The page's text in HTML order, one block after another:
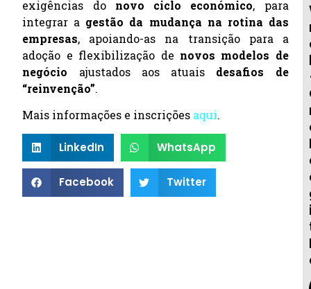
exigências do novo ciclo económico, para
integrar a gestão da mudança na rotina das
empresas, apoiando-as na transição para a
adoção e flexibilização de novos modelos de
negócio ajustados aos atuais desafios de
“reinvenção”.
Mais informações e inscrições aqui.
LinkedIn WhatsApp
Facebook Twitter